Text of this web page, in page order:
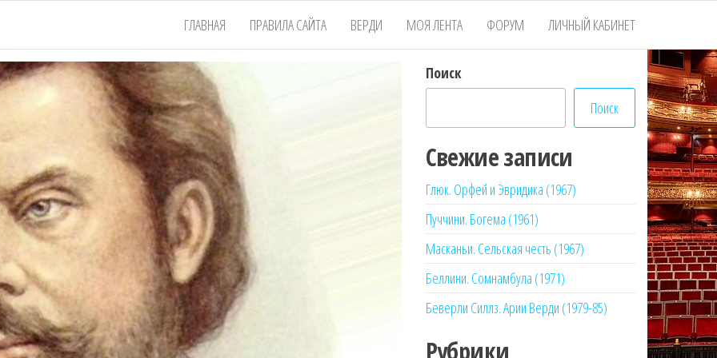
ГЛАВНАЯ ПРАВИЛА САЙТА ВЕРДИ МОЯ ЛЕНТА ФОРУМ ЛИЧНЫЙ КАБИНЕТ
Поиск
Поиск
Свежие записи
Глюк. Орфей и Эвридика (1967)
Пуччини. Богема (1961)
Масканьи. Сельская честь (1967)
Беллини. Сомнамбула (1971)
Беверли Силлз. Арии Верди (1979-85)
Рубрики